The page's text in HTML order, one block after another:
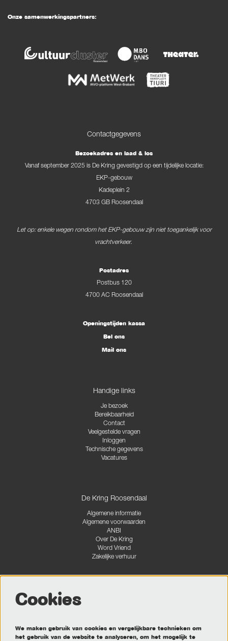
Onze samenwerkingspartners:
Contactgegevens
Bezoekadres en laad & los
Vanaf september 2025 is De Kring gevestigd op een tijdelijke locatie:
EKP-gebouw
Kadeplein 2
4703 GB Roosendaal
Let op: enkele wegen rondom het EKP-gebouw zijn niet toegankelijk voor
vrachtverkeer.
Postadres
Postbus 120
4700 AC Roosendaal
Openingstijden kassa
Bel ons
Mail ons
Handige links
Je bezoek
Bereikbaarheid
Contact
Veelgestelde vragen
Inloggen
Technische gegevens
Vacatures
De Kring Roosendaal
Algemene informatie
Algemene voorwaarden
ANBI
Over De Kring
Word Vriend
Zakelijke verhuur
Cookies
We maken gebruik van cookies en vergelijkbare technieken om
het gebruik van de website te analyseren, om het mogelijk te